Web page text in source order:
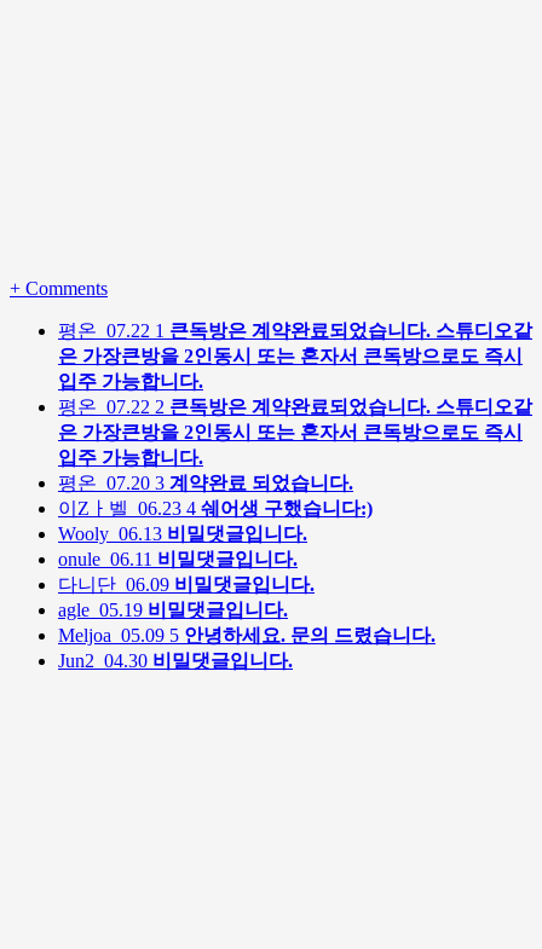
+ Comments
평온 07.22 1 큰독방은 계약완료되었습니다. 스튜디오같
은 가장큰방을 2인동시 또는 혼자서 큰독방으로도 즉시
입주 가능합니다.
평온 07.22 2 큰독방은 계약완료되었습니다. 스튜디오같
은 가장큰방을 2인동시 또는 혼자서 큰독방으로도 즉시
입주 가능합니다.
평온 07.20 3 계약완료 되었습니다.
이Zㅏ벨 06.23 4 쉐어생 구했습니다:)
Wooly 06.13 비밀댓글입니다.
onule 06.11 비밀댓글입니다.
다니단 06.09 비밀댓글입니다.
agle 05.19 비밀댓글입니다.
Meljoa 05.09 5 안녕하세요. 문의 드렸습니다.
Jun2 04.30 비밀댓글입니다.